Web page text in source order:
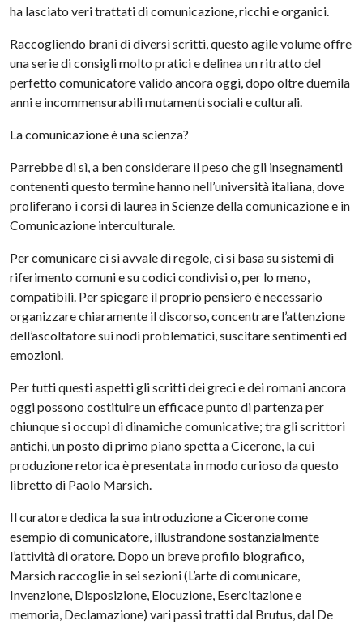
ha lasciato veri trattati di comunicazione, ricchi e organici.
Raccogliendo brani di diversi scritti, questo agile volume offre
una serie di consigli molto pratici e delinea un ritratto del
perfetto comunicatore valido ancora oggi, dopo oltre duemila
anni e incommensurabili mutamenti sociali e culturali.
La comunicazione è una scienza?
Parrebbe di sì, a ben considerare il peso che gli insegnamenti
contenenti questo termine hanno nell’università italiana, dove
proliferano i corsi di laurea in Scienze della comunicazione e in
Comunicazione interculturale.
Per comunicare ci si avvale di regole, ci si basa su sistemi di
riferimento comuni e su codici condivisi o, per lo meno,
compatibili. Per spiegare il proprio pensiero è necessario
organizzare chiaramente il discorso, concentrare l’attenzione
dell’ascoltatore sui nodi problematici, suscitare sentimenti ed
emozioni.
Per tutti questi aspetti gli scritti dei greci e dei romani ancora
oggi possono costituire un efficace punto di partenza per
chiunque si occupi di dinamiche comunicative; tra gli scrittori
antichi, un posto di primo piano spetta a Cicerone, la cui
produzione retorica è presentata in modo curioso da questo
libretto di Paolo Marsich.
Il curatore dedica la sua introduzione a Cicerone come
esempio di comunicatore, illustrandone sostanzialmente
l’attività di oratore. Dopo un breve profilo biografico,
Marsich raccoglie in sei sezioni (L’arte di comunicare,
Invenzione, Disposizione, Elocuzione, Esercitazione e
memoria, Declamazione) vari passi tratti dal Brutus, dal De